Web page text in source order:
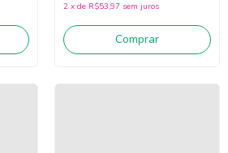
2 x de R$53,97 sem juros
Comprar